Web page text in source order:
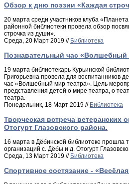
Обзор к дню поэзии «Каждая
20 марта среди участников клуба
районной библиотеки провела обзор
строчка из души».
Среда, 20 Март 2019 // Библиотека
Познавательный час «Волшебный
19 марта библиотекарь Курьинской
Григорьевна провела для воспитанников
час «Волшебный мир театра». Цель
представления детей о мире театра, о
театра.
Понедельник, 18 Март 2019 // Библиотека
Творческая встреча ветеранских
Отогурт Глазовского района.
16 марта в Дёбинской библиотеке прошла
организаций с. Дёбы и д. Отогурт
Среда, 13 Март 2019 // Библиотека
Спортивное состязание -